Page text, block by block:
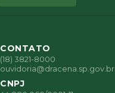
CONTATO
(18) 3821-8000
ouvidoria@dracena.sp.gov.br
CNPJ